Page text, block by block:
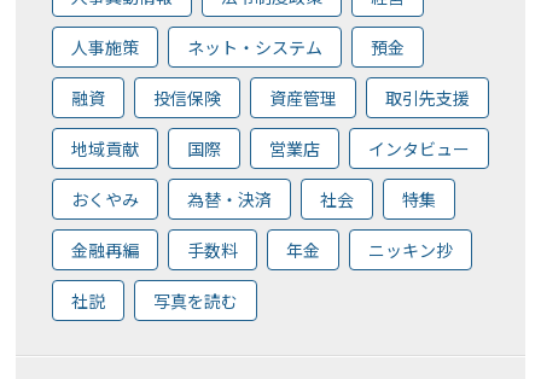
人事施策 ネット・システム 預金
融資 投信保険 資産管理 取引先支援
地域貢献 国際 営業店 インタビュー
おくやみ 為替・決済 社会 特集
金融再編 手数料 年金 ニッキン抄
社説 写真を読む